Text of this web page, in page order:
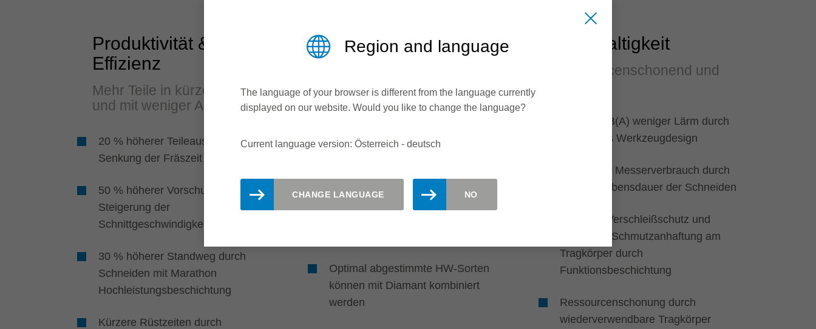
Produktivität &
Effizienz
Mehr Teile in kürzerer Zeit
und mit weniger Aufwand
20 % höherer Teileausstoß durch
Senkung der Fräszeit
50 % höherer Vorschub durch
Steigerung der
Schnittgeschwindigkeit auf 120 m/s
30 % höherer Standweg durch
Schneiden mit Marathon
Hochleistungsbeschichtung
Kürzere Rüstzeiten durch
Qualität
Finishqualität für weniger
Ausschuss und Nacharbeit
Perfekte Oberflächenqualität durch
Reduziertes Splitterverhalten am
Optimal abgestimmte HW-Sorten
können mit Diamant kombiniert
werden
Nachhaltigkeit
Ressourcenschonend und
Bis zu 8 dB(A) weniger Lärm durch
optimiertes Werkzeugdesign
Geringerer Messerverbrauch durch
längere Lebensdauer der Schneiden
Höchster Verschleißschutz und
reduzierte Schmutzanhaftung am
Tragkörper durch
Funktionsbeschichtung
Ressourcenschonung durch
wiederverwendbare Tragkörper
Region and language
The language of your browser is different from the language currently
displayed on our website. Would you like to change the language?
Current language version: Österreich - deutsch
CHANGE LANGUAGE NO